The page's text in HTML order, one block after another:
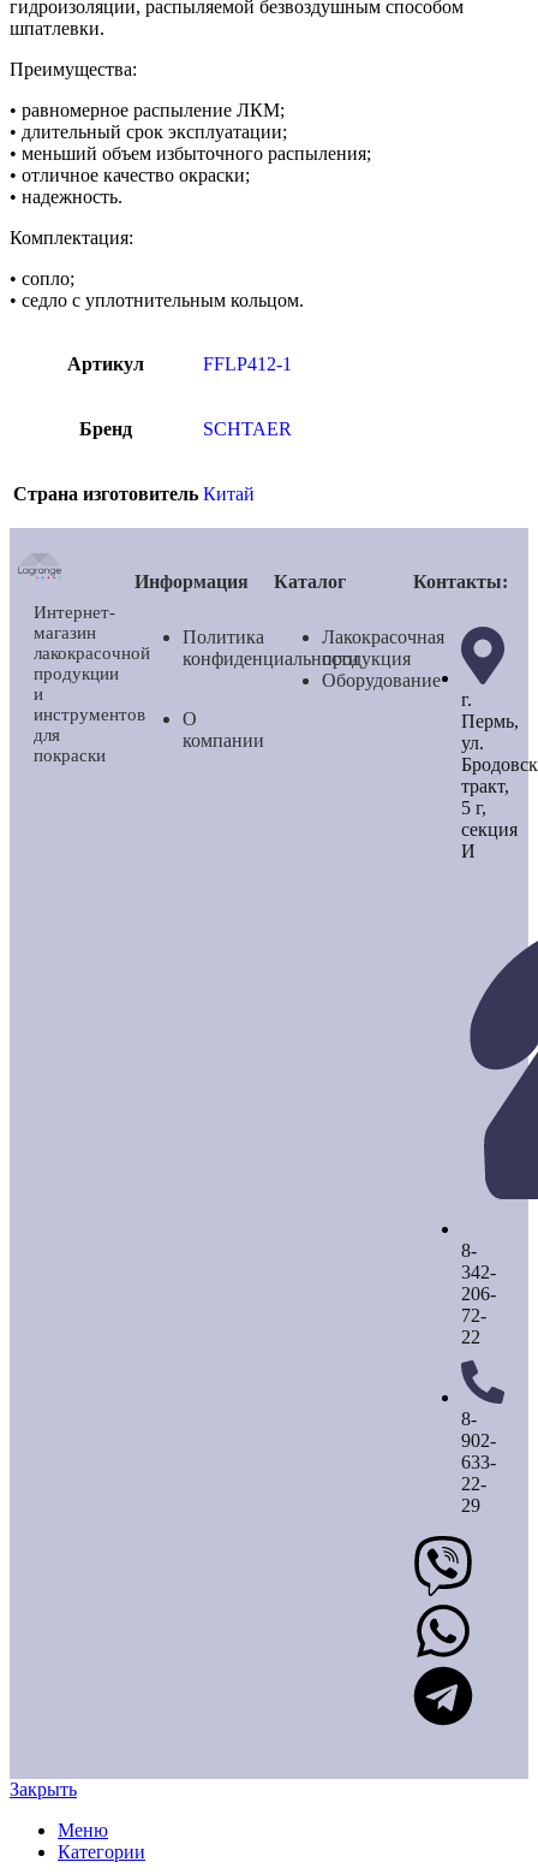
гидроизоляции, распыляемой безвоздушным способом
шпатлевки.
Преимущества:
• равномерное распыление ЛКМ;
• длительный срок эксплуатации;
• меньший объем избыточного распыления;
• отличное качество окраски;
• надежность.
Комплектация:
• сопло;
• седло с уплотнительным кольцом.
Артикул FFLP412-1
Бренд SCHTAER
Страна изготовитель Китай
Интернет-
магазин
лакокрасочной
продукции
и
инструментов
для
покраски
Информация
Политика
конфиденциальности
О
компании
Каталог
Лакокрасочная
продукция
Оборудование
Контакты:
г.
Пермь,
ул.
тракт,
5 г,
секция
И
8-
342-
206-
72-
22
8-
902-
633-
22-
29
Закрыть
Меню
Категории